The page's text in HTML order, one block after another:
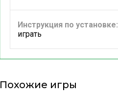
Инструкция по установке:
играть
Похожие игры